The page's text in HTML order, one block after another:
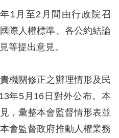
1月至2月間由行政院召
際人權標準、各公約結論
等提出意見。
機關修正之辦理情形及民
年5月16日對外公布。本
，彙整本會監督情形表並
會監督政府推動人權業務